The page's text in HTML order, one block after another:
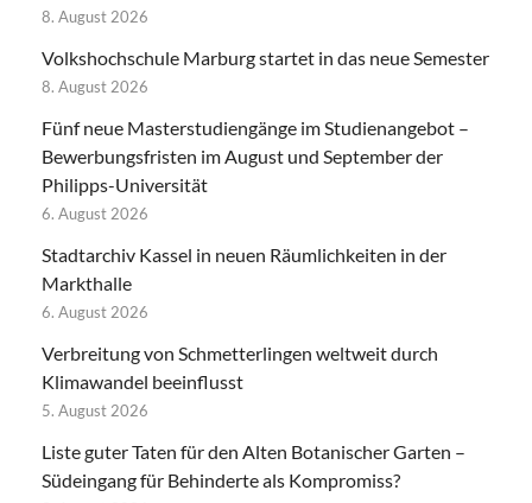
8. August 2026
Volkshochschule Marburg startet in das neue Semester
8. August 2026
Fünf neue Masterstudiengänge im Studienangebot –
Bewerbungsfristen im August und September der
Philipps-Universität
6. August 2026
Stadtarchiv Kassel in neuen Räumlichkeiten in der
Markthalle
6. August 2026
Verbreitung von Schmetterlingen weltweit durch
Klimawandel beeinflusst
5. August 2026
Liste guter Taten für den Alten Botanischer Garten –
Südeingang für Behinderte als Kompromiss?